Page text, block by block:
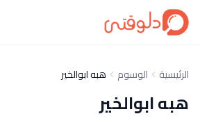
الرئيسية الوسوم هبه ابوالخير
هبه ابوالخير